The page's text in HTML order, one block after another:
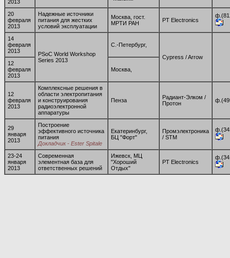
2013
20
февраля
2013
Надежные источники
питания для жестких
условий эксплуатации
Москва, гост.
МРТИ РАН
PT Electronics
14
февраля
2013
PSoC World Workshop
Series 2013
С.-Петербург,
Cypress / Arrow
12
февраля
2013
Москва,
12
февраля
2013
Комплексные решения в
области электропитания
и конструирования
радиоэлектронной
аппаратуры
Пенза
Радиант-Элком /
Протон
29
января
2013
Построение
эффективного источника
питания
Докладчик - Ester Spitale
Екатеринбург,
БЦ "Форт"
Промэлектроника
/ STM
23-24
января
2013
Современная
элементная база для
ответственных решений
Ижевск, МЦ
"Хороший
Отдых"
PT Electronics